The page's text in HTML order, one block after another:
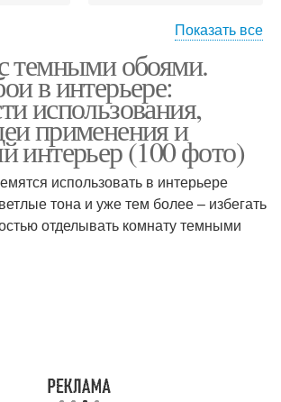
Обои в модном
интерьере
Показать все
темными обоями.
в интерьере:
использования,
применения и
интерьер (100 фото)
использовать в интерьере
тона и уже тем более – избегать
отделывать комнату темными